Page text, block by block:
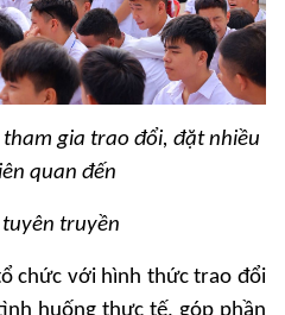
tham gia trao đổi, đặt nhiều
quan đến
truyền
chức với hình thức trao đổi